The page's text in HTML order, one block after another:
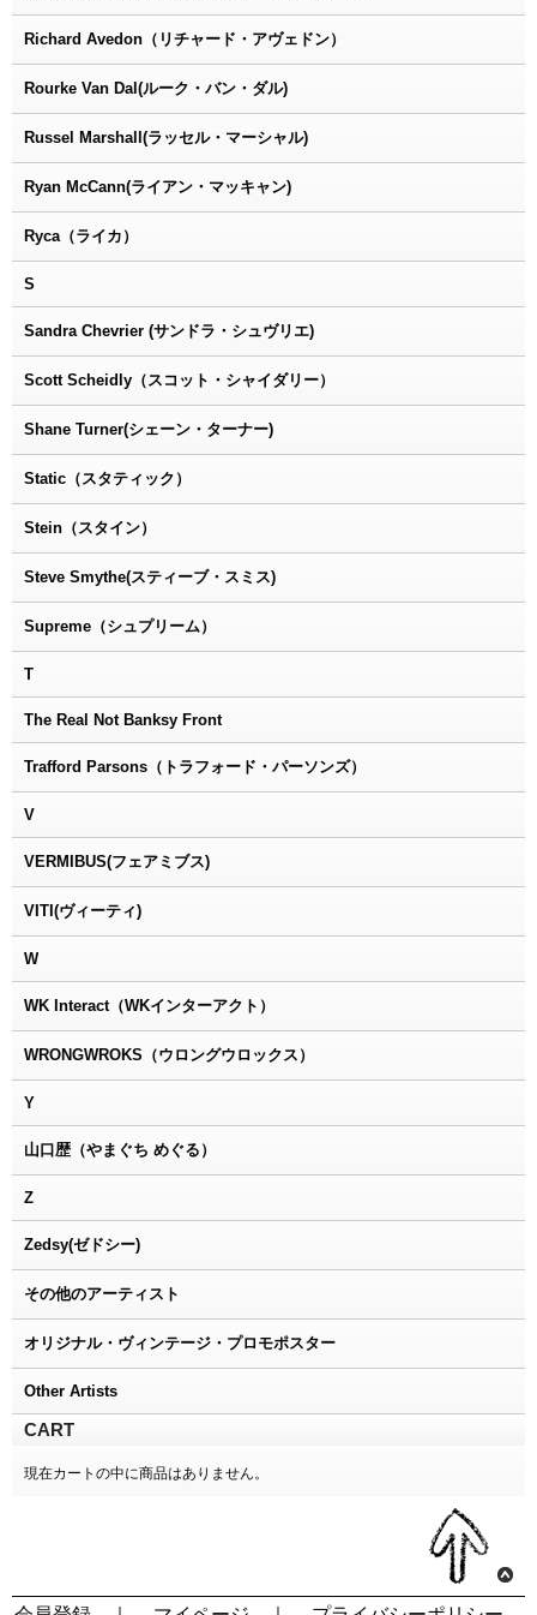
Richard Avedon（リチャード・アヴェドン）
Rourke Van Dal(ルーク・バン・ダル)
Russel Marshall(ラッセル・マーシャル)
Ryan McCann(ライアン・マッキャン)
Ryca（ライカ）
S
Sandra Chevrier (サンドラ・シュヴリエ)
Scott Scheidly（スコット・シャイダリー）
Shane Turner(シェーン・ターナー)
Static（スタティック）
Stein（スタイン）
Steve Smythe(スティーブ・スミス)
Supreme（シュプリーム）
T
The Real Not Banksy Front
Trafford Parsons（トラフォード・パーソンズ）
V
VERMIBUS(フェアミブス)
VITI(ヴィーティ)
W
WK Interact（WKインターアクト）
WRONGWROKS（ウロングウロックス）
Y
山口歴（やまぐち めぐる）
Z
Zedsy(ゼドシー)
その他のアーティスト
オリジナル・ヴィンテージ・プロモポスター
Other Artists
CART
現在カートの中に商品はありません。